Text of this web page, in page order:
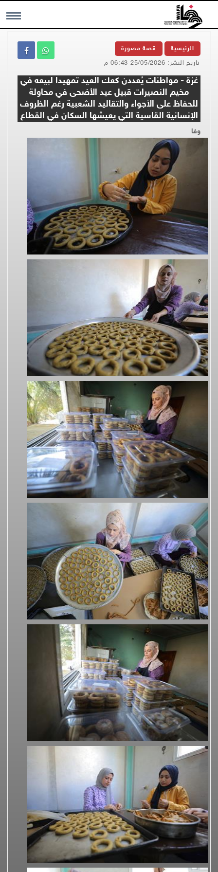
MENU الرئيسية قصة مصورة
تاريخ النشر: 25/05/2026 06:43 م
غزة - مواطنات يُعددن كعك العيد تمهيدا لبيعه في
مخيم النصيرات قبيل عيد الأضحى في محاولة
للحفاظ على الأجواء والتقاليد الشعبية رغم الظروف
الإنسانية القاسية التي يعيشها السكان في القطاع
وفا